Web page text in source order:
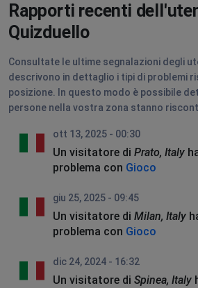
Rapporti recenti
Quizduello
Consultate le ultime segnalazioni degli
descrivono in dettaglio i tipi di problemi
posizione. In questo modo è possibile
persone nella vostra zona stanno
ott 13, 2025 - 00:30
Un visitatore di Prato, Italy
problema con Gioco
giu 25, 2025 - 09:45
Un visitatore di Milan, Italy
problema con Gioco
dic 24, 2024 - 16:32
Un visitatore di Spinea, Italy